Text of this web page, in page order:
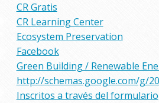
CR Gratis
CR Learning Center
Ecosystem Preservation
Facebook
Green Building / Renewable
http://schemas.google.com/g/
Inscritos a través del formulario